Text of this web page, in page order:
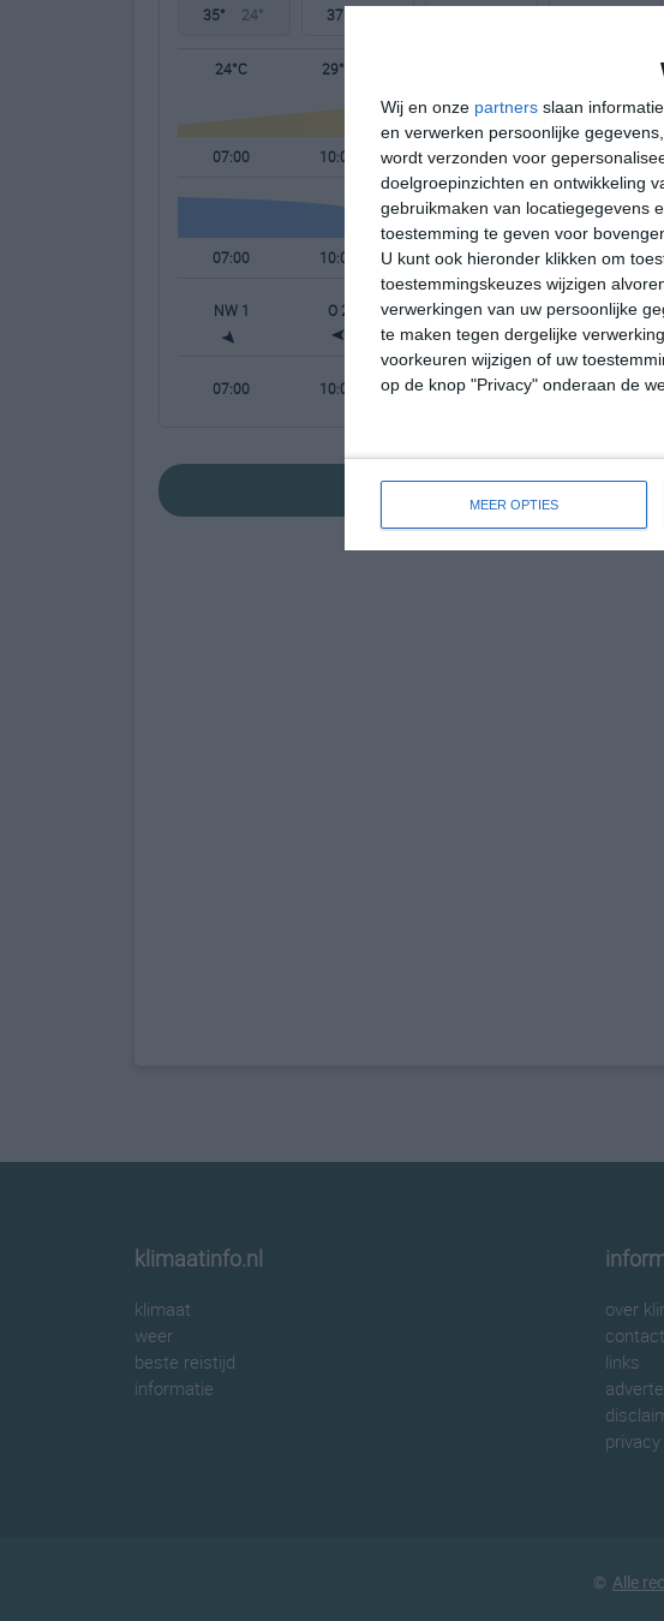
Wij en onze partners slaan
en verwerken persoonlijke
wordt verzonden voor
doelgroepinzichten en ontwikkeling
gebruikmaken van locatiegegevens
toestemming te geven voor
U kunt ook hieronder klikken om
toestemmingskeuzes wijzigen
verwerkingen van uw persoonlijke
te maken tegen dergelijke
voorkeuren wijzigen of uw
op de knop "Privacy" onderaan de
MEER OPTIES
35° 24° 37°
24°C 29°C
07:00 10:00 13:00 16:00
07:00 10:00 13:00 16:00
NW 1 O 2 ZZO 2 OZO 2
07:00 10:00 13:00 16:00
bekijk de uitgebreide
klimaatinfo.nl
klimaat
weer
beste reistijd
informatie
over
contact
links
© Alle